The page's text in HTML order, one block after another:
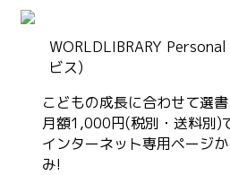
WORLDLIBRARY
ビス)
こどもの成長に合わせて選
月額1,000円(税別・送料別)
インターネット専用ページ
み!